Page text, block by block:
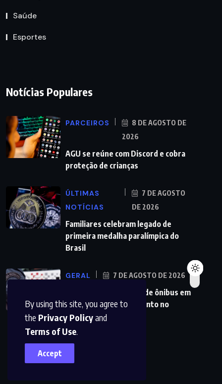
By using this site, you agree to
the Privacy Policyand
Terms of Use.
Accept
Saúde
Esportes
Notícias Populares
PARCEIROS
8 DE AGOSTO DE
2026
AGU se reúne com Discord e cobra
proteção de crianças
ÚLTIMAS
NOTÍCIAS
7 DE AGOSTO
DE 2026
Familiares celebram legado de
primeira medalha paralímpica do
Brasil
GERAL 7 DE AGOSTO DE 2026
PMs detêm motorista de ônibus em
SP após desentendimento no